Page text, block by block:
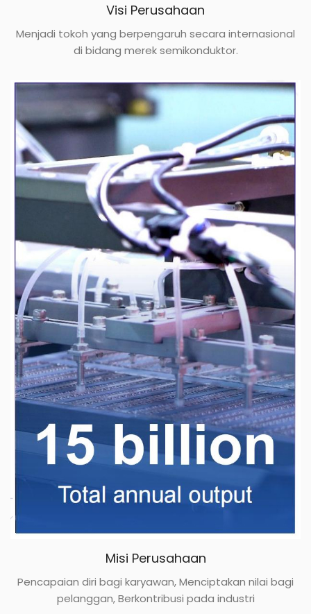
Visi Perusahaan
Menjadi tokoh yang berpengaruh secara internasional
di bidang merek semikonduktor.
Misi Perusahaan
Pencapaian diri bagi karyawan, Menciptakan nilai bagi
pelanggan, Berkontribusi pada industri